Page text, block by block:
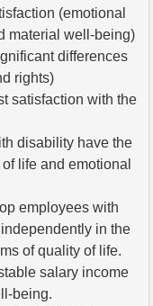
(emotional
material well-being)
differences
rights)
satisfaction with the
disability have the
life and emotional
employees with
in the
of quality of life.
salary income
being.